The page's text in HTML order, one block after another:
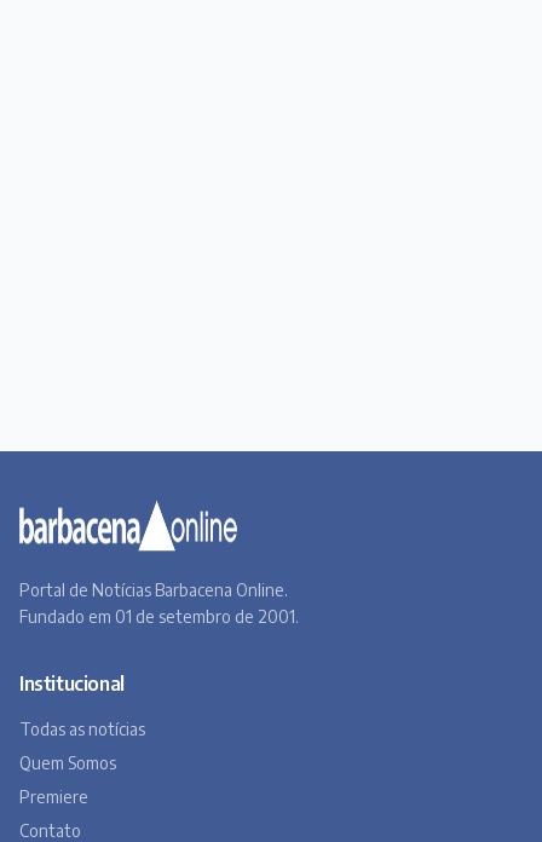
Portal de Notícias Barbacena Online.
Fundado em 01 de setembro de 2001.
Institucional
Todas as notícias
Quem Somos
Premiere
Contato